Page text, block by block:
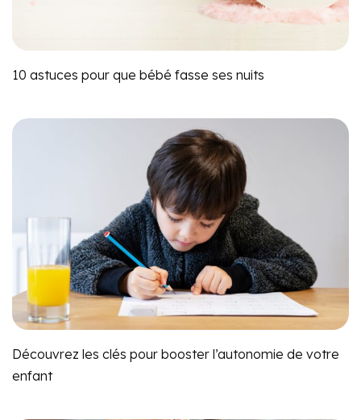
10 astuces pour que bébé fasse ses nuits
Découvrez les clés pour booster l’autonomie de votre
enfant